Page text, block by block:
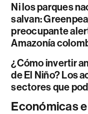
Ni los parques
salvan:
preocupante
Amazonía
¿Cómo invertir
de El Niño? Los
sectores que
Económicas